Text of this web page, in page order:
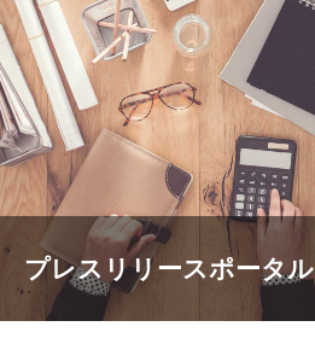
プレスリリースポータル